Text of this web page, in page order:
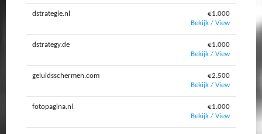
dstrategie.nl
€1.000
Bekijk / View
dstrategy.de
€1.000
Bekijk / View
geluidsschermen.com
€2.500
Bekijk / View
fotopagina.nl
€1.000
Bekijk / View